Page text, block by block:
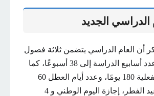
الدراسي الجديد
أن العام الدراسي يتضمن ثلاثة فصول
دراسية، ويصل عدد أسابيع الدراسة إلى 38 أسبوعًا، كما
يبلغ عدد الأيام الفعلية 180 يومًا، وعدد أيام العطل 60
يومًا من إجازة عيد الفطر، إجازة اليوم الوطني و 4